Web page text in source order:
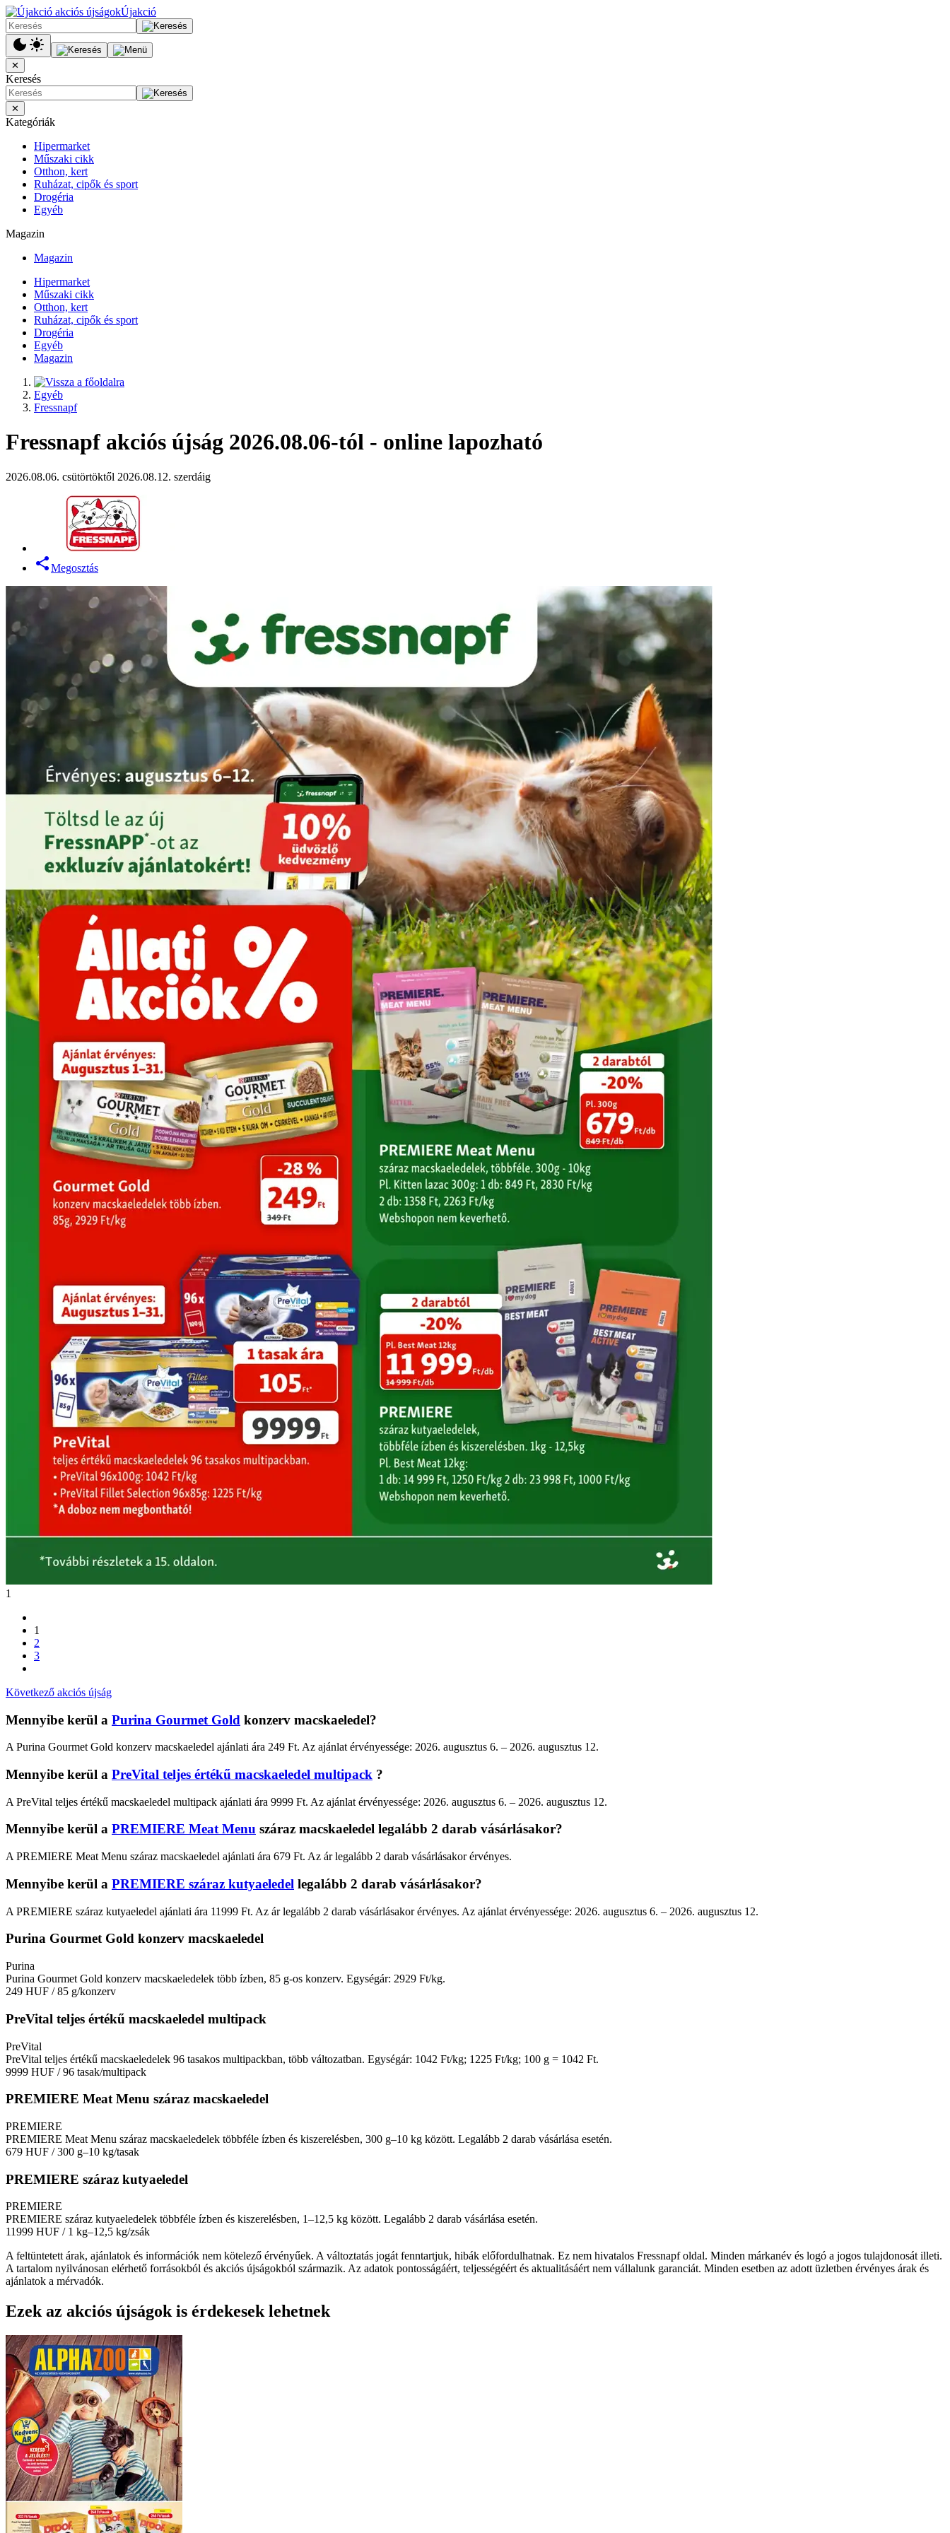
Újakció
✕
Keresés
✕
Kategóriák
Hipermarket
Műszaki cikk
Otthon, kert
Ruházat, cipők és sport
Drogéria
Egyéb
Magazin
Magazin
Hipermarket
Műszaki cikk
Otthon, kert
Ruházat, cipők és sport
Drogéria
Egyéb
Magazin
Egyéb
Fressnapf
Fressnapf akciós újság 2026.08.06-tól - online lapozható
2026.08.06. csütörtöktől 2026.08.12. szerdáig
Megosztás
1
1
2
3
Következő akciós újság
Mennyibe kerül a Purina Gourmet Gold konzerv macskaeledel?
A Purina Gourmet Gold konzerv macskaeledel ajánlati ára 249 Ft. Az ajánlat érvényessége: 2026. augusztus 6. – 2026. augusztus 12.
Mennyibe kerül a PreVital teljes értékű macskaeledel multipack ?
A PreVital teljes értékű macskaeledel multipack ajánlati ára 9999 Ft. Az ajánlat érvényessége: 2026. augusztus 6. – 2026. augusztus 12.
Mennyibe kerül a PREMIERE Meat Menu száraz macskaeledel legalább 2 darab vásárlásakor?
A PREMIERE Meat Menu száraz macskaeledel ajánlati ára 679 Ft. Az ár legalább 2 darab vásárlásakor érvényes.
Mennyibe kerül a PREMIERE száraz kutyaeledel legalább 2 darab vásárlásakor?
A PREMIERE száraz kutyaeledel ajánlati ára 11999 Ft. Az ár legalább 2 darab vásárlásakor érvényes. Az ajánlat érvényessége: 2026. augusztus 6. – 2026. augusztus 12.
Purina Gourmet Gold konzerv macskaeledel
Purina
Purina Gourmet Gold konzerv macskaeledelek több ízben, 85 g-os konzerv. Egységár: 2929 Ft/kg.
249 HUF / 85 g/konzerv
PreVital teljes értékű macskaeledel multipack
PreVital
PreVital teljes értékű macskaeledelek 96 tasakos multipackban, több változatban. Egységár: 1042 Ft/kg; 1225 Ft/kg; 100 g = 1042 Ft.
9999 HUF / 96 tasak/multipack
PREMIERE Meat Menu száraz macskaeledel
PREMIERE
PREMIERE Meat Menu száraz macskaeledelek többféle ízben és kiszerelésben, 300 g–10 kg között. Legalább 2 darab vásárlása esetén.
679 HUF / 300 g–10 kg/tasak
PREMIERE száraz kutyaeledel
PREMIERE
PREMIERE száraz kutyaeledelek többféle ízben és kiszerelésben, 1–12,5 kg között. Legalább 2 darab vásárlása esetén.
11999 HUF / 1 kg–12,5 kg/zsák
A feltüntetett árak, ajánlatok és információk nem kötelező érvényűek. A változtatás jogát fenntartjuk, hibák előfordulhatnak. Ez nem hivatalos Fressnapf oldal. Minden márkanév és logó a jogos tulajdonosát illeti.
A tartalom nyilvánosan elérhető forrásokból és akciós újságokból származik. Az adatok pontosságáért, teljességéért és aktualitásáért nem vállalunk garanciát. Minden esetben az adott üzletben érvényes árak és
ajánlatok a mérvadók.
Ezek az akciós újságok is érdekesek lehetnek